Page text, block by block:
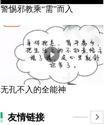
警惕邪教乘“需”而入
无孔不入的全能神
友情链接